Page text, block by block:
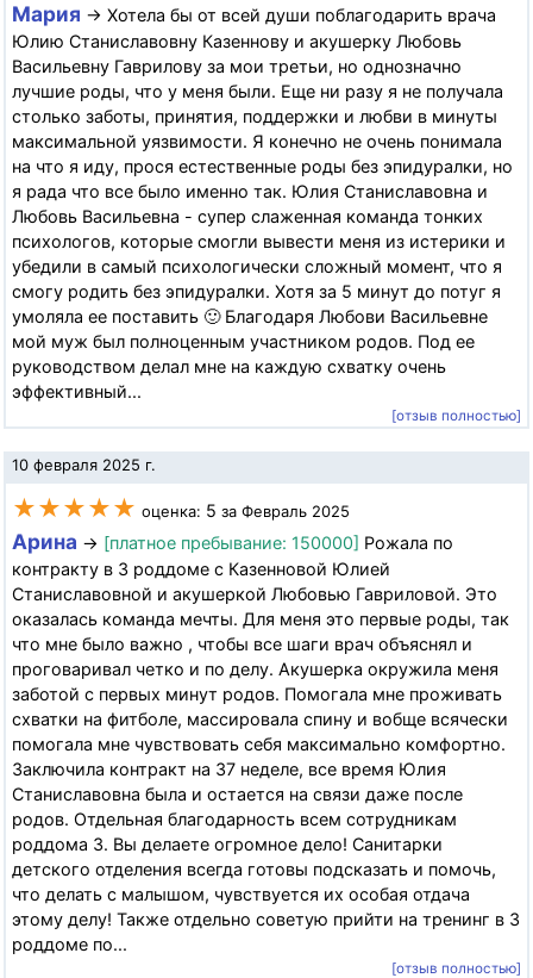
Мария → Хотела бы от всей души поблагодарить врача
Юлию Станиславовну Казеннову и акушерку Любовь
Васильевну Гаврилову за мои третьи, но однозначно
лучшие роды, что у меня были. Еще ни разу я не получала
столько заботы, принятия, поддержки и любви в минуты
максимальной уязвимости. Я конечно не очень понимала
на что я иду, прося естественные роды без эпидуралки, но
я рада что все было именно так. Юлия Станиславовна и
Любовь Васильевна - супер слаженная команда тонких
психологов, которые смогли вывести меня из истерики и
убедили в самый психологически сложный момент, что я
смогу родить без эпидуралки. Хотя за 5 минут до потуг я
умоляла ее поставить 🙂 Благодаря Любови Васильевне
мой муж был полноценным участником родов. Под ее
руководством делал мне на каждую схватку очень
эффективный...
[отзыв полностью]
10 февраля 2025 г.
★★★★★ оценка: 5 за Февраль 2025
Арина → [платное пребывание: 150000] Рожала по
контракту в 3 роддоме с Казенновой Юлией
Станиславовной и акушеркой Любовью Гавриловой. Это
оказалась команда мечты. Для меня это первые роды, так
что мне было важно , чтобы все шаги врач объяснял и
проговаривал четко и по делу. Акушерка окружила меня
заботой с первых минут родов. Помогала мне проживать
схватки на фитболе, массировала спину и вобще всячески
помогала мне чувствовать себя максимально комфортно.
Заключила контракт на 37 неделе, все время Юлия
Станиславовна была и остается на связи даже после
родов. Отдельная благодарность всем сотрудникам
роддома 3. Вы делаете огромное дело! Санитарки
детского отделения всегда готовы подсказать и помочь,
что делать с малышом, чувствуется их особая отдача
этому делу! Также отдельно советую прийти на тренинг в 3
роддоме по...
[отзыв полностью]